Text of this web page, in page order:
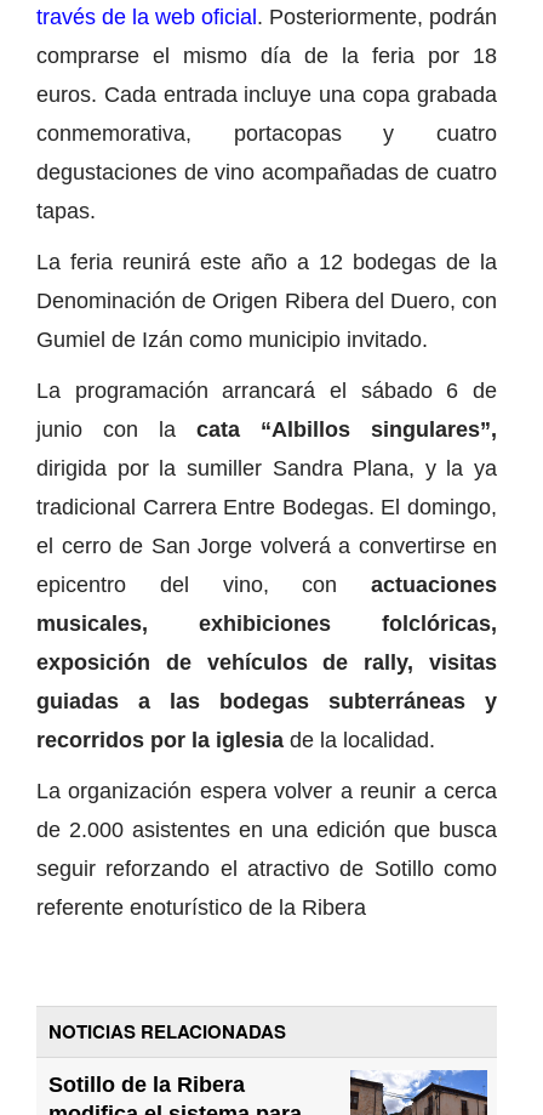
través de la web oficial. Posteriormente, podrán
comprarse el mismo día de la feria por 18
euros. Cada entrada incluye una copa grabada
conmemorativa, portacopas y cuatro
degustaciones de vino acompañadas de cuatro
tapas.
La feria reunirá este año a 12 bodegas de la
Denominación de Origen Ribera del Duero, con
Gumiel de Izán como municipio invitado.
La programación arrancará el sábado 6 de
junio con la cata “Albillos singulares”,
dirigida por la sumiller Sandra Plana, y la ya
tradicional Carrera Entre Bodegas. El domingo,
el cerro de San Jorge volverá a convertirse en
epicentro del vino, con actuaciones
musicales, exhibiciones folclóricas,
exposición de vehículos de rally, visitas
guiadas a las bodegas subterráneas y
recorridos por la iglesia de la localidad.
La organización espera volver a reunir a cerca
de 2.000 asistentes en una edición que busca
seguir reforzando el atractivo de Sotillo como
referente enoturístico de la Ribera
NOTICIAS RELACIONADAS
Sotillo de la Ribera